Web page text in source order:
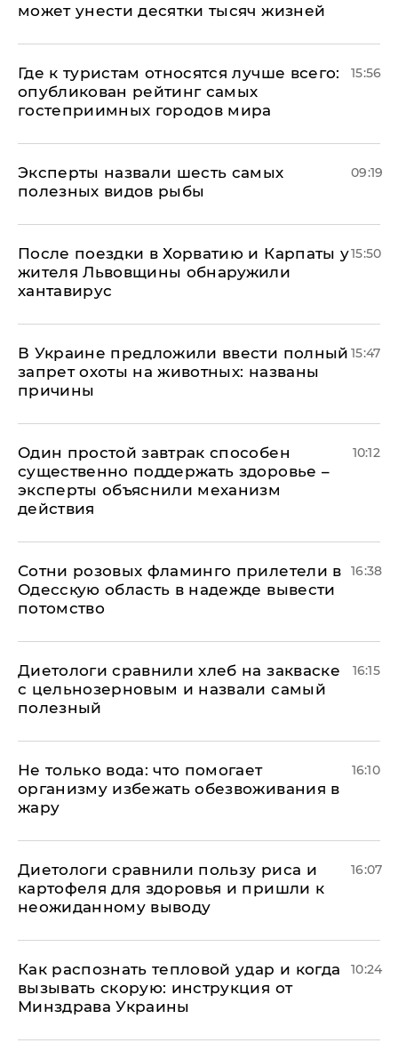
может унести десятки тысяч жизней
Где к туристам относятся лучше всего:
опубликован рейтинг самых
гостеприимных городов мира
15:56
Эксперты назвали шесть самых
полезных видов рыбы
09:19
После поездки в Хорватию и Карпаты у
жителя Львовщины обнаружили
хантавирус
15:50
В Украине предложили ввести полный
запрет охоты на животных: названы
причины
15:47
Один простой завтрак способен
существенно поддержать здоровье –
эксперты объяснили механизм
действия
10:12
Сотни розовых фламинго прилетели в
Одесскую область в надежде вывести
потомство
16:38
Диетологи сравнили хлеб на закваске
с цельнозерновым и назвали самый
полезный
16:15
Не только вода: что помогает
организму избежать обезвоживания в
жару
16:10
Диетологи сравнили пользу риса и
картофеля для здоровья и пришли к
неожиданному выводу
16:07
Как распознать тепловой удар и когда
вызывать скорую: инструкция от
Минздрава Украины
10:24